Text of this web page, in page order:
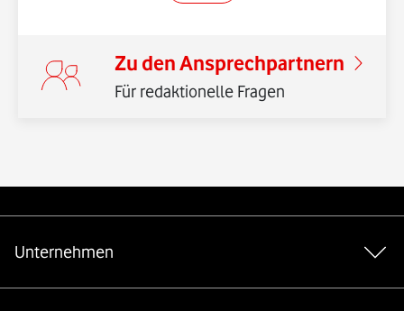
Zu den Ansprechpartnern
Für redaktionelle Fragen
Unternehmen